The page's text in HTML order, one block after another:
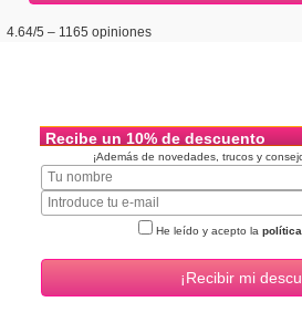
4.64/5 – 1165 opiniones
Recibe un 10% de descuento
¡Además de novedades, trucos y
He leído y acepto la